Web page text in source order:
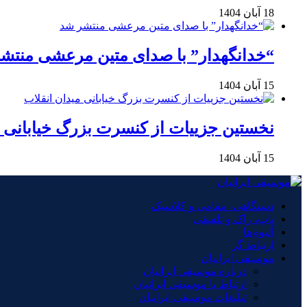
18 آبان 1404
“خدانگهدار” با صدای متین مرعشی
15 آبان 1404
نخستین جزییات از کنسرت بزرگ خیابانی
15 آبان 1404
دستگاهی، مقامی و کلاسیک
پاپ، راک و تلفیقی
آلبوم‌ها
ارتباط گر
موسیقی ایرانیان
درباره موسیقی ایرانیان
ارتباط با موسیقی ایرانیان
تبلیغات موسیقی ایرانیان